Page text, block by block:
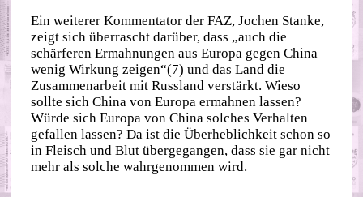
Ein weiterer Kommentator der FAZ, Jochen Stanke,
zeigt sich überrascht darüber, dass „auch die
schärferen Ermahnungen aus Europa gegen China
wenig Wirkung zeigen“(7) und das Land die
Zusammenarbeit mit Russland verstärkt. Wieso
sollte sich China von Europa ermahnen lassen?
Würde sich Europa von China solches Verhalten
gefallen lassen? Da ist die Überheblichkeit schon so
in Fleisch und Blut übergegangen, dass sie gar nicht
mehr als solche wahrgenommen wird.